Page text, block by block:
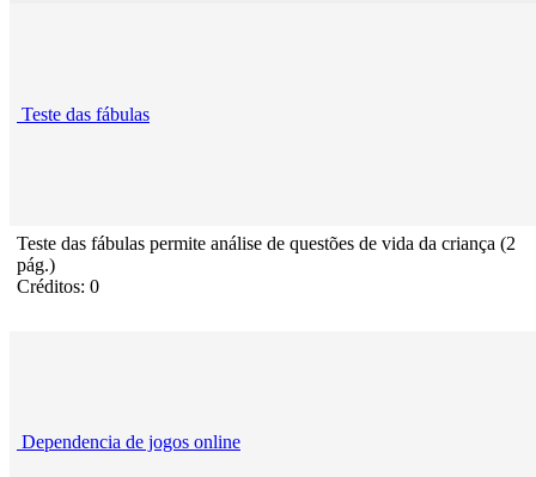
Teste das fábulas
Teste das fábulas permite análise de questões de vida da criança (2
pág.)
Créditos: 0
Dependencia de jogos online